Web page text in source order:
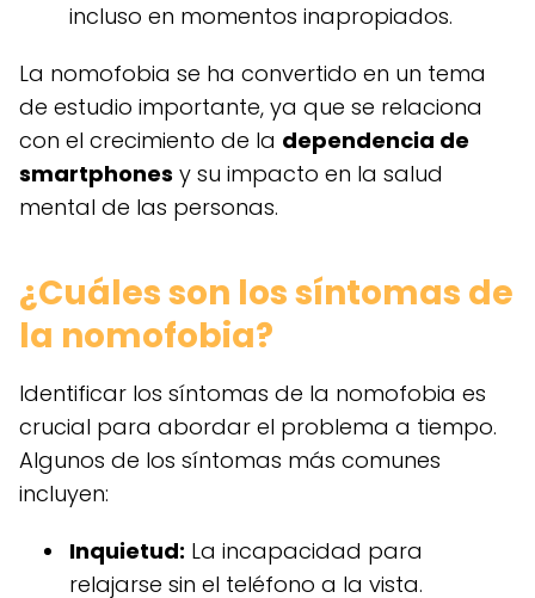
incluso en momentos inapropiados.
La nomofobia se ha convertido en un tema
de estudio importante, ya que se relaciona
con el crecimiento de la dependencia de
smartphones y su impacto en la salud
mental de las personas.
¿Cuáles son los síntomas de
la nomofobia?
Identificar los síntomas de la nomofobia es
crucial para abordar el problema a tiempo.
Algunos de los síntomas más comunes
incluyen:
Inquietud: La incapacidad para
relajarse sin el teléfono a la vista.